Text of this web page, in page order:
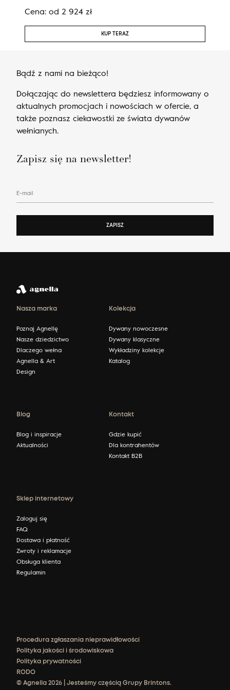
Cena: od 2 924 zł
KUP TERAZ
Bądź z nami na bieżąco!
Dołączając do newslettera będziesz informowany o
aktualnych promocjach i nowościach w ofercie, a
także poznasz ciekawostki ze świata dywanów
wełnianych.
Zapisz się na newsletter!
E-mail
ZAPISZ
Nasza marka
Poznaj Agnellę
Nasze dziedzictwo
Dlaczego wełna
Agnella & Art
Design
Kolekcja
Dywany nowoczesne
Dywany klasyczne
Wykładziny kolekcje
Katalog
Blog
Blog i inspiracje
Aktualności
Kontakt
Gdzie kupić
Dla kontrahentów
Kontakt B2B
Sklep internetowy
Zaloguj się
FAQ
Dostawa i płatność
Zwroty i reklamacje
Obsługa klienta
Regulamin
Procedura zgłaszania nieprawidłowości
Polityka jakości i środowiskowa
Polityka prywatności
RODO
© Agnella 2026 | Jesteśmy częścią Grupy Brintons.